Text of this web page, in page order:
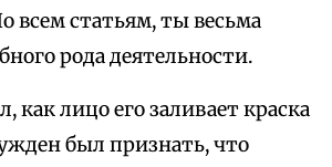
всем статьям, ты весьма
рода деятельности.
как лицо его заливает краска
был признать, что